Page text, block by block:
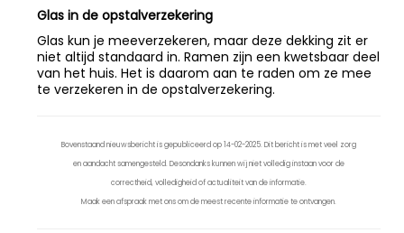
Glas in de opstalverzekering
Glas kun je meeverzekeren, maar deze dekking zit er
niet altijd standaard in. Ramen zijn een kwetsbaar deel
van het huis. Het is daarom aan te raden om ze mee
te verzekeren in de opstalverzekering.
Bovenstaand nieuwsbericht is gepubliceerd op 14-02-2025. Dit bericht is met veel zorg
en aandacht samengesteld. Desondanks kunnen wij niet volledig instaan voor de
correctheid, volledigheid of actualiteit van de informatie.
Maak een afspraak met ons om de meest recente informatie te ontvangen.